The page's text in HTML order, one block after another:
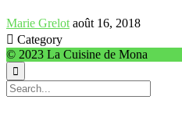
Marie Grelot août 16, 2018
 Category
© 2023 La Cuisine de Mona
